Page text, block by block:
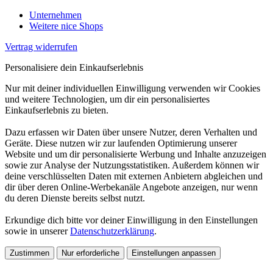
Unternehmen
Weitere nice Shops
Vertrag widerrufen
Personalisiere dein Einkaufserlebnis
Nur mit deiner individuellen Einwilligung verwenden wir Cookies
und weitere Technologien, um dir ein personalisiertes
Einkaufserlebnis zu bieten.
Dazu erfassen wir Daten über unsere Nutzer, deren Verhalten und
Geräte. Diese nutzen wir zur laufenden Optimierung unserer
Website und um dir personalisierte Werbung und Inhalte anzuzeigen
sowie zur Analyse der Nutzungsstatistiken. Außerdem können wir
deine verschlüsselten Daten mit externen Anbietern abgleichen und
dir über deren Online-Werbekanäle Angebote anzeigen, nur wenn
du deren Dienste bereits selbst nutzt.
Erkundige dich bitte vor deiner Einwilligung in den Einstellungen
sowie in unsererDatenschutzerklärung.
Zustimmen Nur erforderliche Einstellungen anpassen